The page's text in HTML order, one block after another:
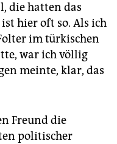
die hatten das
hier oft so. Als ich
im türkischen
war ich völlig
meinte, klar, das
Freund die
politischer